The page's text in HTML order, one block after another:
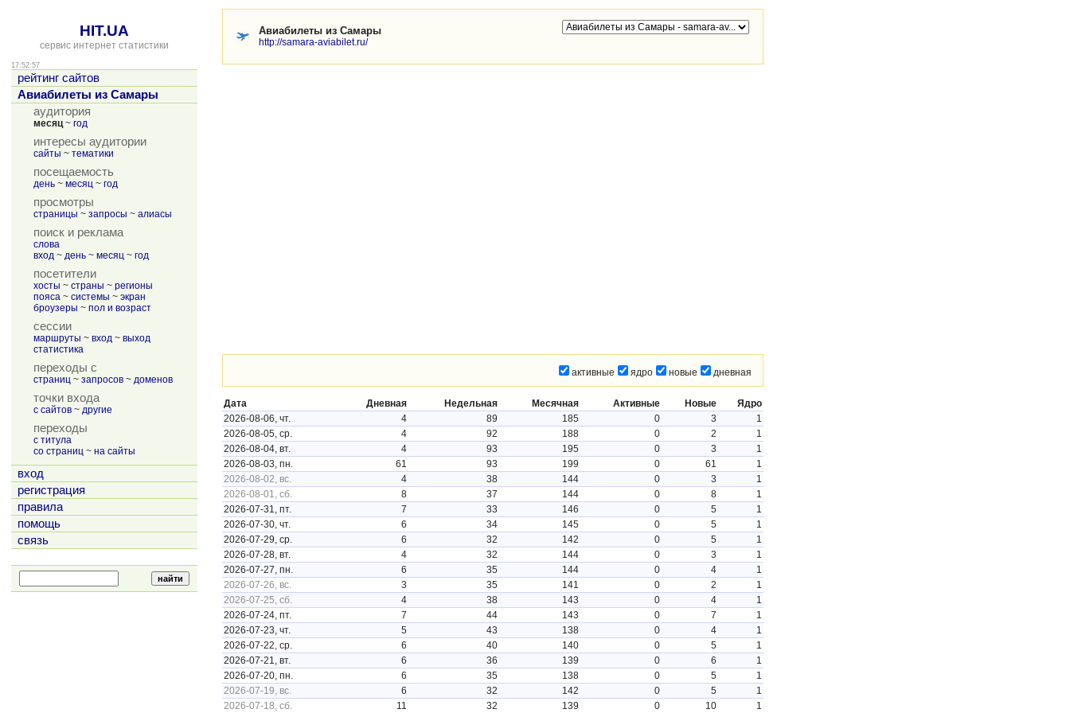
HIT.UA
сервис интернет статистики
17:52:57
рейтинг сайтов
Авиабилеты из Самары
аудитория
месяц~ год
интересы аудитории
сайты ~ тематики
посещаемость
день ~ месяц ~ год
просмотры
страницы ~ запросы ~ алиасы
поиск и реклама
слова
вход ~ день ~ месяц ~ год
посетители
хосты ~ страны ~ регионы
пояса ~ системы ~ экран
броузеры ~ пол и возраст
сессии
маршруты ~ вход ~ выход
статистика
переходы с
страниц ~ запросов ~ доменов
точки входа
с сайтов ~ другие
переходы
с титула
со страниц ~ на сайты
вход
регистрация
правила
помощь
связь
Авиабилеты из Самары
http://samara-aviabilet.ru/
активные ядро новые дневная
Дата Дневная Недельная Месячная Активные Новые
Ядро
2026-08-06, чт.
4 89 185 0 3
1
2026-08-05, ср.
4 92 188 0 2
1
2026-08-04, вт.
4 93 195 0 3
1
2026-08-03, пн.
61 93 199 0 61
1
2026-08-02, вс.
4 38 144 0 3
1
2026-08-01, сб.
8 37 144 0 8
1
2026-07-31, пт.
7 33 146 0 5
1
2026-07-30, чт.
6 34 145 0 5
1
2026-07-29, ср.
6 32 142 0 5
1
2026-07-28, вт.
4 32 144 0 3
1
2026-07-27, пн.
6 35 144 0 4
1
2026-07-26, вс.
3 35 141 0 2
1
2026-07-25, сб.
4 38 143 0 4
1
2026-07-24, пт.
7 44 143 0 7
1
2026-07-23, чт.
5 43 138 0 4
1
2026-07-22, ср.
6 40 140 0 5
1
2026-07-21, вт.
6 36 139 0 6
1
2026-07-20, пн.
6 35 138 0 5
1
2026-07-19, вс.
6 32 142 0 5
1
2026-07-18, сб.
11 32 139 0 10 1